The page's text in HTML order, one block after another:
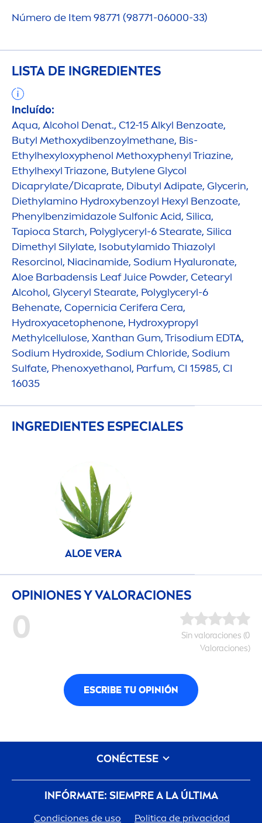
Número de Item 98771 (98771-06000-33)
LISTA DE INGREDIENTES
Incluído:
Aqua, Alcohol Denat., C12-15 Alkyl Benzoate,
Butyl Methoxydibenzoylmethane, Bis-
Ethylhexyloxyphenol Methoxyphenyl Triazine,
Ethylhexyl Triazone, Butylene Glycol
Dicaprylate/Dicaprate, Dibutyl Adipate, Glycerin,
Diethylamino Hydroxybenzoyl Hexyl Benzoate,
Phenylbenzimidazole Sulfonic Acid, Silica,
Tapioca Starch, Polyglyceryl-6 Stearate, Silica
Dimethyl Silylate, Isobutylamido Thiazolyl
Resorcinol, Niacinamide, Sodium Hyaluronate,
Aloe Barbadensis Leaf Juice Powder, Cetearyl
Alcohol, Glyceryl Stearate, Polyglyceryl-6
Behenate, Copernicia Cerifera Cera,
Hydroxyacetophenone, Hydroxypropyl
Methylcellulose, Xanthan Gum, Trisodium EDTA,
Sodium Hydroxide, Sodium Chloride, Sodium
Sulfate, Phenoxyethanol, Parfum, CI 15985, CI
16035
INGREDIENTES ESPECIALES
ALOE VERA
OPINIONES Y VALORACIONES
0
Sin valoraciones (0
Valoraciones)
ESCRIBE TU OPINIÓN
INFÓRMATE: SIEMPRE A LA ÚLTIMA
Condiciones de uso Politica de privacidad
CONÉCTESE